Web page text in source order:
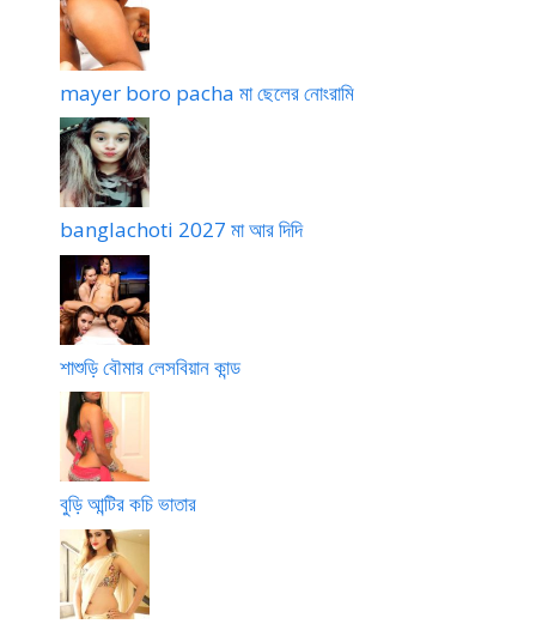
mayer boro pacha মা ছেলের নোংরামি
banglachoti 2027 মা আর দিদি
শাশুড়ি বৌমার লেসবিয়ান কান্ড
বুড়ি আন্টির কচি ভাতার